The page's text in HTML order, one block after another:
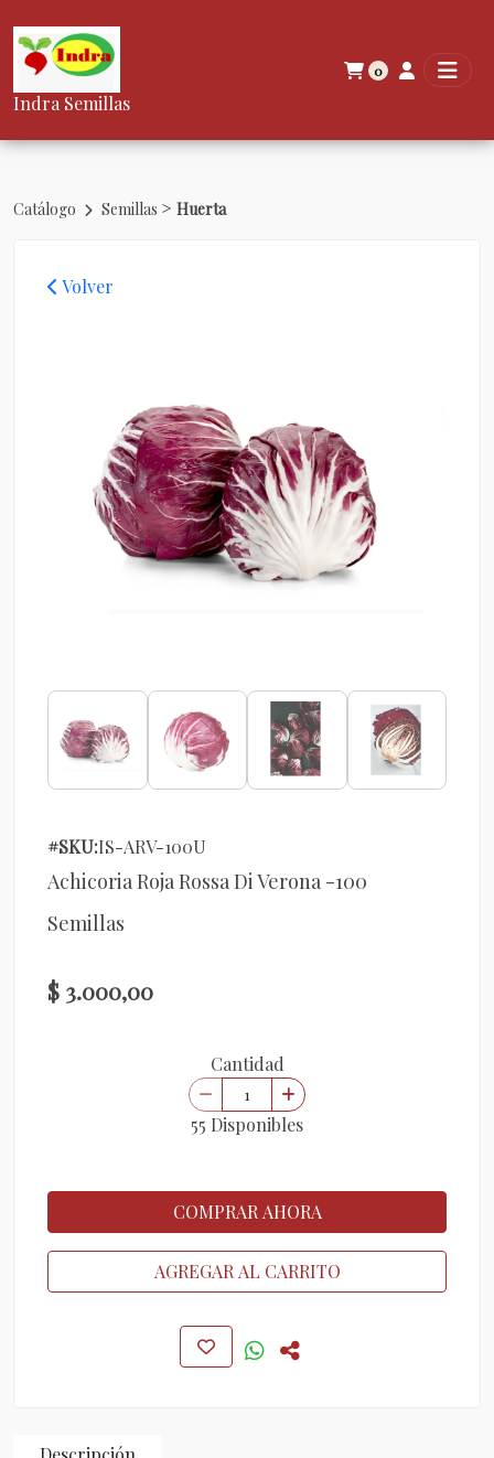
Indra Semillas
0
Catálogo Semillas > Huerta
Volver
#SKU:IS-ARV-100U
Achicoria Roja Rossa Di Verona -100
Semillas
$ 3.000,00
Cantidad
55 Disponibles
COMPRAR AHORA
AGREGAR AL CARRITO